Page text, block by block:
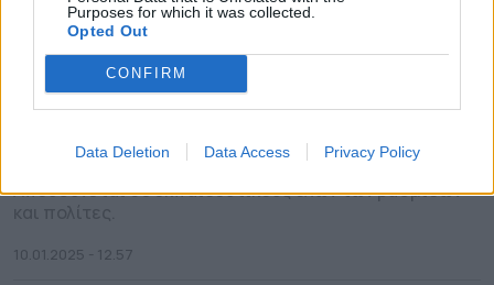
Purposes for which it was collected.
Opted Out
CONFIRM
Data Deletion Data Access Privacy Policy
Δήμος Ιθάκης: Εκπαιδευτικό
πρόγραμμα για διαχείριση
κατάστασης πυρκαγιάς
Απευθύνεται σε εκπαιδευτικούς όλων των βαθμίδων
10.01.2025 - 12.57